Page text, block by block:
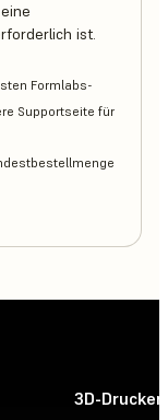
ist.
Formlabs-
Supportseite für
3D-Drucker